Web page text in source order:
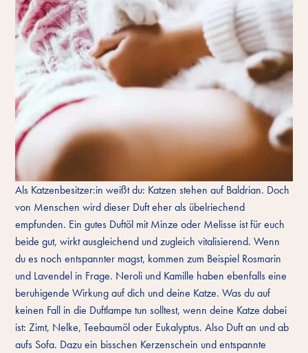
Als Katzenbesitzer:in weißt du: Katzen stehen auf Baldrian. Doch
von Menschen wird dieser Duft eher als übelriechend
empfunden. Ein gutes Duftöl mit Minze oder Melisse ist für euch
beide gut, wirkt ausgleichend und zugleich vitalisierend. Wenn
du es noch entspannter magst, kommen zum Beispiel Rosmarin
und Lavendel in Frage. Neroli und Kamille haben ebenfalls eine
beruhigende Wirkung auf dich und deine Katze. Was du auf
keinen Fall in die Duftlampe tun solltest, wenn deine Katze dabei
ist: Zimt, Nelke, Teebaumöl oder Eukalyptus. Also Duft an und ab
aufs Sofa. Dazu ein bisschen Kerzenschein und entspannte